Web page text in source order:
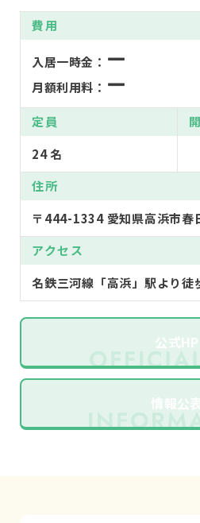
費用
入居一時金： ー
月額利用料： ー
定員
24 名
住所
〒444-1334 愛知県高浜市
アクセス
名鉄三河線「高浜」駅より徒
公式HP
情報公